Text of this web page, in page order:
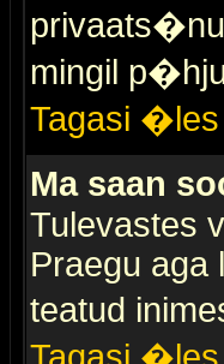
mingil
Tagasi �les
Ma saan
Tulevastes
Praegu aga
teatud